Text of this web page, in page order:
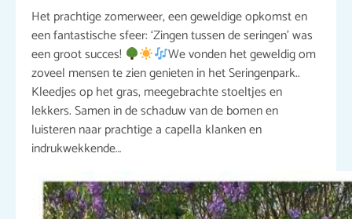
Het prachtige zomerweer, een geweldige opkomst en
een fantastische sfeer: ‘Zingen tussen de seringen’ was
een groot succes!
We vonden het geweldig om
zoveel mensen te zien genieten in het Seringenpark..
Kleedjes op het gras, meegebrachte stoeltjes en
lekkers. Samen in de schaduw van de bomen en
luisteren naar prachtige a capella klanken en
indrukwekkende…